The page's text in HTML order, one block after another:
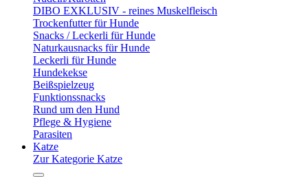
DIBO EXKLUSIV - reines Muskelfleisch
Trockenfutter für Hunde
Snacks / Leckerli für Hunde
Naturkausnacks für Hunde
Leckerli für Hunde
Hundekekse
Beißspielzeug
Funktionssnacks
Rund um den Hund
Pflege & Hygiene
Parasiten
Katze
Zur Kategorie Katze